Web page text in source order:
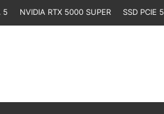
5 NVIDIA RTX 5000 SUPER SSD PCIE 5